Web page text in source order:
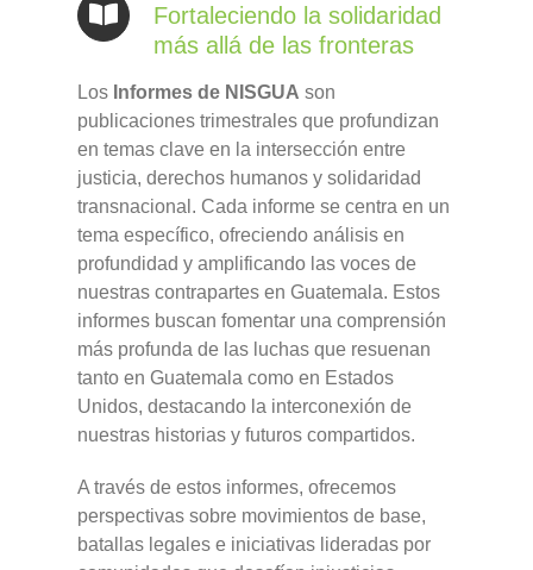
Fortaleciendo la solidaridad
más allá de las fronteras
Los Informes de NISGUA son
publicaciones trimestrales que profundizan
en temas clave en la intersección entre
justicia, derechos humanos y solidaridad
transnacional. Cada informe se centra en un
tema específico, ofreciendo análisis en
profundidad y amplificando las voces de
nuestras contrapartes en Guatemala. Estos
informes buscan fomentar una comprensión
más profunda de las luchas que resuenan
tanto en Guatemala como en Estados
Unidos, destacando la interconexión de
nuestras historias y futuros compartidos.
A través de estos informes, ofrecemos
perspectivas sobre movimientos de base,
batallas legales e iniciativas lideradas por